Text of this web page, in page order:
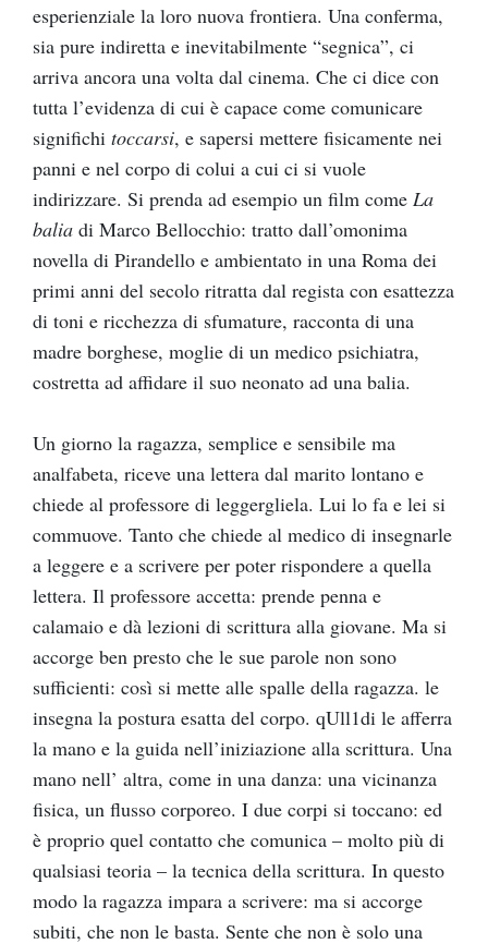
esperienziale la loro nuova frontiera. Una conferma,
sia pure indiretta e inevitabilmente “segnica”, ci
arriva ancora una volta dal cinema. Che ci dice con
tutta l’evidenza di cui è capace come comunicare
significhi toccarsi, e sapersi mettere fisicamente nei
panni e nel corpo di colui a cui ci si vuole
indirizzare. Si prenda ad esempio un film come La
balia di Marco Bellocchio: tratto dall’omonima
novella di Pirandello e ambientato in una Roma dei
primi anni del secolo ritratta dal regista con esattezza
di toni e ricchezza di sfumature, racconta di una
madre borghese, moglie di un medico psichiatra,
costretta ad affidare il suo neonato ad una balia.
Un giorno la ragazza, semplice e sensibile ma
analfabeta, riceve una lettera dal marito lontano e
chiede al professore di leggergliela. Lui lo fa e lei si
commuove. Tanto che chiede al medico di insegnarle
a leggere e a scrivere per poter rispondere a quella
lettera. Il professore accetta: prende penna e
calamaio e dà lezioni di scrittura alla giovane. Ma si
accorge ben presto che le sue parole non sono
sufficienti: così si mette alle spalle della ragazza. le
insegna la postura esatta del corpo. qUll1di le afferra
la mano e la guida nell’iniziazione alla scrittura. Una
mano nell’ altra, come in una danza: una vicinanza
fisica, un flusso corporeo. I due corpi si toccano: ed
è proprio quel contatto che comunica – molto più di
qualsiasi teoria – la tecnica della scrittura. In questo
modo la ragazza impara a scrivere: ma si accorge
subiti, che non le basta. Sente che non è solo una